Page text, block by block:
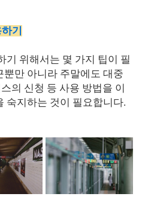
기
기 위해서는 몇 가지 팁이 필
뿐만 아니라 주말에도 대중
의 신청 등 사용 방법을 이
숙지하는 것이 필요합니다.